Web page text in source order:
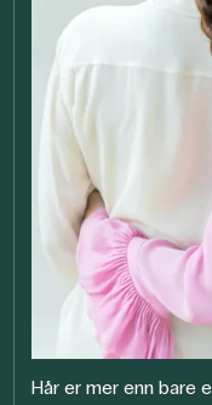
Hår er mer enn bare